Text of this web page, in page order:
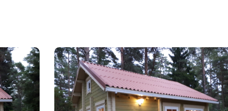
Garaazid
Välikäimlad